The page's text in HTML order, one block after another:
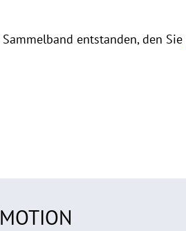
entstanden, den Sie